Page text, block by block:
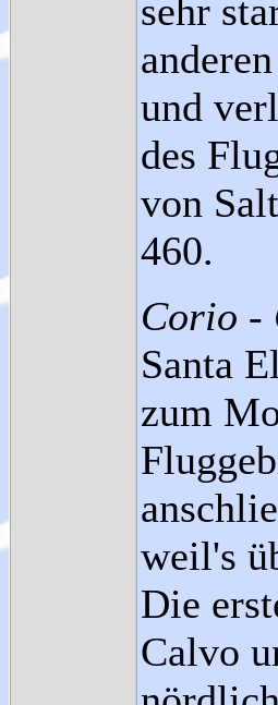
sehr
und
des
von
460.
Corio -
Santa
zum
weil's
Die
Calvo